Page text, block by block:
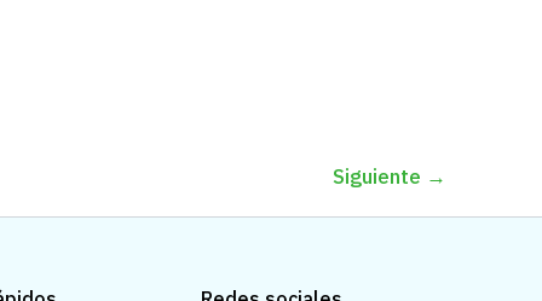
Siguiente →